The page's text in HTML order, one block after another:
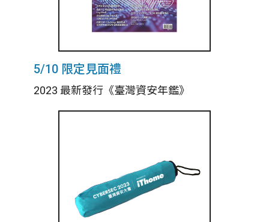
5/10 限定見面禮
2023 最新發行《臺灣資安年鑑》